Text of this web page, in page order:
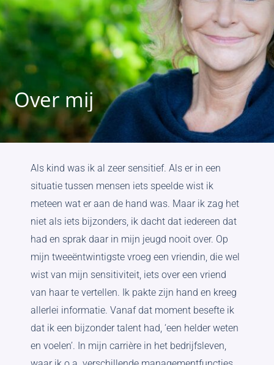
Over mij
Als kind was ik al zeer sensitief. Als er in een
situatie tussen mensen iets speelde wist ik
meteen wat er aan de hand was. Maar ik zag het
niet als iets bijzonders, ik dacht dat iedereen dat
had en sprak daar in mijn jeugd nooit over. Op
mijn tweeëntwintigste vroeg een vriendin, die wel
wist van mijn sensitiviteit, iets over een vriend
van haar te vertellen. Ik pakte zijn hand en kreeg
allerlei informatie. Vanaf dat moment besefte ik
dat ik een bijzonder talent had, ‘een helder weten
en voelen’. In mijn carrière in het bedrijfsleven,